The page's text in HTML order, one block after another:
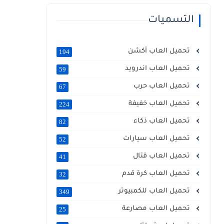
التسميات
تحميل العاب أكشن 194
تحميل العاب اندرويد 59
تحميل العاب حرب 67
تحميل العاب خفيفة 224
تحميل العاب ذكاء 82
تحميل العاب سيارات 52
تحميل العاب قتال 41
تحميل العاب كرة قدم 32
تحميل العاب للكمبيوتر 349
تحميل العاب مصارعة 25